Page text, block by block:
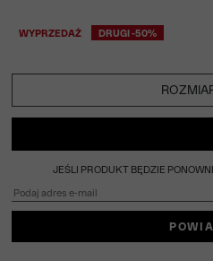
WYPRZEDAŻ DRUGI -50%
JEŚLI PRODUKT BĘDZIE